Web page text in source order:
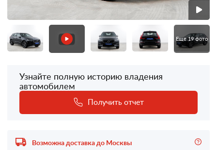
Еще 19 фото
Узнайте полную историю владения
автомобилем
Получить отчет
Возможна доставка до Москвы